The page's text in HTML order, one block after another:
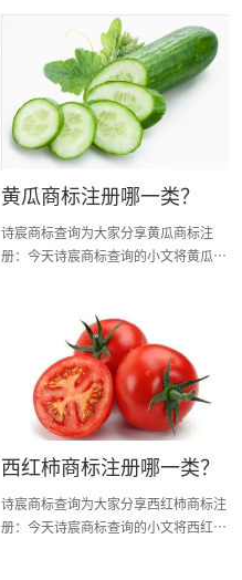
黄瓜商标注册哪一类？
诗宸商标查询为大家分享黄瓜商标注
册：今天诗宸商标查询的小文将黄瓜商
标注册证书有效期等资料整理出来。
西红柿商标注册哪一类？
诗宸商标查询为大家分享西红柿商标注
册：今天诗宸商标查询的小文将西红柿